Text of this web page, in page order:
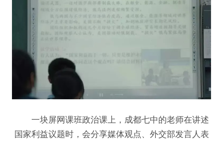
一块屏网课班政治课上，成都七中的老师在讲述
国家利益议题时，会分享媒体观点、外交部发言人表